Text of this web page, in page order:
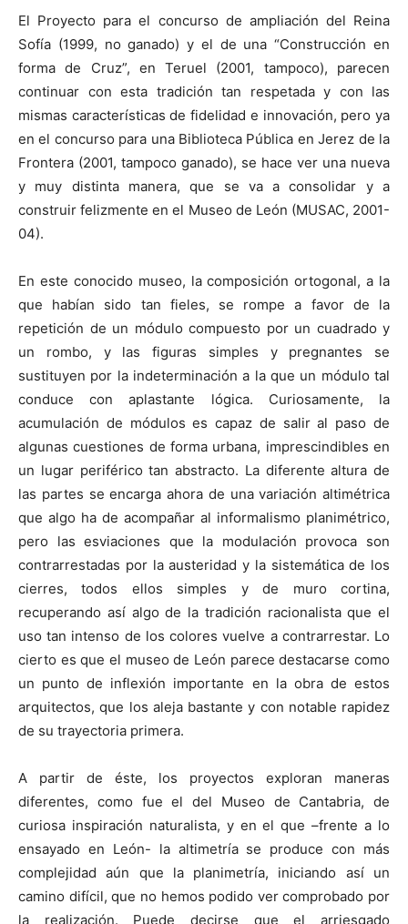
El Proyecto para el concurso de ampliación del Reina
Sofía (1999, no ganado) y el de una “Construcción en
forma de Cruz”, en Teruel (2001, tampoco), parecen
continuar con esta tradición tan respetada y con las
mismas características de fidelidad e innovación, pero ya
en el concurso para una Biblioteca Pública en Jerez de la
Frontera (2001, tampoco ganado), se hace ver una nueva
y muy distinta manera, que se va a consolidar y a
construir felizmente en el Museo de León (MUSAC, 2001-
04).
En este conocido museo, la composición ortogonal, a la
que habían sido tan fieles, se rompe a favor de la
repetición de un módulo compuesto por un cuadrado y
un rombo, y las figuras simples y pregnantes se
sustituyen por la indeterminación a la que un módulo tal
conduce con aplastante lógica. Curiosamente, la
acumulación de módulos es capaz de salir al paso de
algunas cuestiones de forma urbana, imprescindibles en
un lugar periférico tan abstracto. La diferente altura de
las partes se encarga ahora de una variación altimétrica
que algo ha de acompañar al informalismo planimétrico,
pero las esviaciones que la modulación provoca son
contrarrestadas por la austeridad y la sistemática de los
cierres, todos ellos simples y de muro cortina,
recuperando así algo de la tradición racionalista que el
uso tan intenso de los colores vuelve a contrarrestar. Lo
cierto es que el museo de León parece destacarse como
un punto de inflexión importante en la obra de estos
arquitectos, que los aleja bastante y con notable rapidez
de su trayectoria primera.
A partir de éste, los proyectos exploran maneras
diferentes, como fue el del Museo de Cantabria, de
curiosa inspiración naturalista, y en el que –frente a lo
ensayado en León- la altimetría se produce con más
complejidad aún que la planimetría, iniciando así un
camino difícil, que no hemos podido ver comprobado por
la realización. Puede decirse que el arriesgado